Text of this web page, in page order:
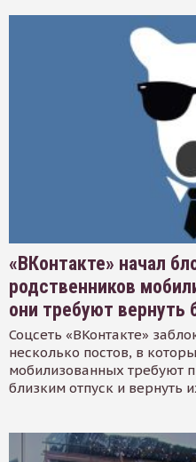
«ВКонтакте» начал
родственников
они требуют вернуть
Соцсеть «ВКонтакте»
несколько постов, в
мобилизованных требуют
близким отпуск и вернуть